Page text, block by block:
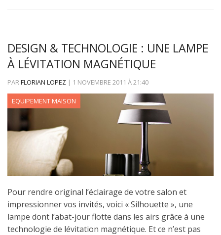
DESIGN & TECHNOLOGIE : UNE LAMPE
À LÉVITATION MAGNÉTIQUE
PAR FLORIAN LOPEZ | 1 NOVEMBRE 2011 À 21:40
EQUIPEMENT MAISON
Pour rendre original l’éclairage de votre salon et
impressionner vos invités, voici « Silhouette », une
lampe dont l’abat-jour flotte dans les airs grâce à une
technologie de lévitation magnétique. Et ce n’est pas